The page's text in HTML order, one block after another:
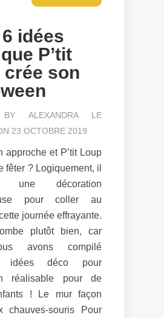
idées
P’tit
crée son
BY ALEXANDRA LE
23 OCTOBRE 2019
approche et P’tit Loup
fêter ? Logiquement, il
une décoration
pour coller au
journée effrayante.
plutôt bien, car
avons compilé
idées déco pour
réalisable pour de
! Le mur façon
chauves-souris Pour